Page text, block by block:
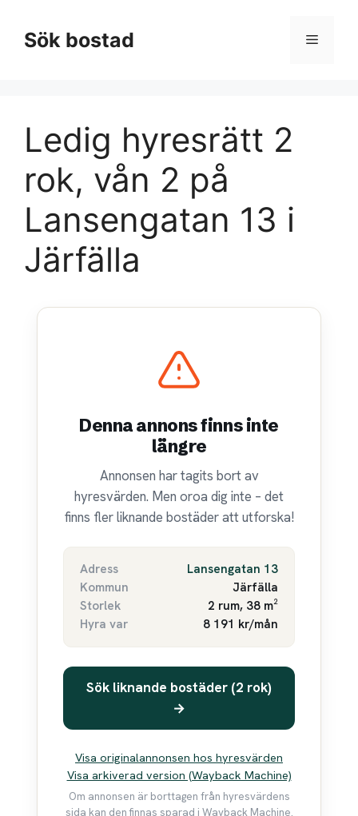
innehållSök bostad Meny
Ledig hyresrätt 2
rok, vån 2 på
Lansengatan 13 i
Järfälla
Denna annons finns inte
längre
Annonsen har tagits bort av
hyresvärden. Men oroa dig inte – det
finns fler liknande bostäder att utforska!
Adress
Lansengatan 13
Kommun
Järfälla
Storlek
2 rum, 38 m²
Hyra var
8 191 kr/mån
Sök liknande bostäder (2 rok)
→
Visa originalannonsen hos hyresvärden
Visa arkiverad version (Wayback Machine)
Om annonsen är borttagen från hyresvärdens
sida kan den finnas sparad i Wayback Machine.